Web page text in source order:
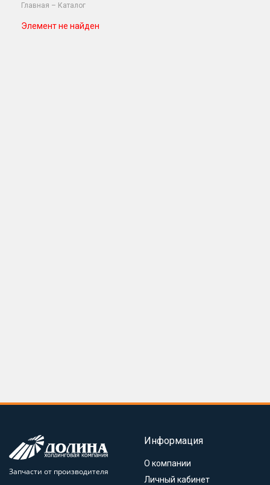
Главная – Каталог
Элемент не найден
Запчасти от производителя
Информация
О компании
Личный кабинет